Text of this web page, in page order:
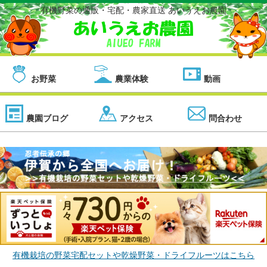
有機野菜の通販・宅配・農家直送 あいうえお農園
お野菜 農業体験 動画
農園ブログ アクセス 問合わせ
有機栽培の野菜宅配セットや乾燥野菜・ドライフルーツはこちら